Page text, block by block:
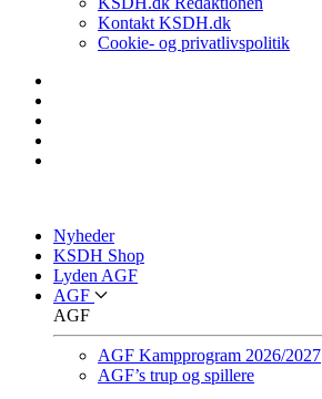
Kontakt KSDH.dk
Cookie- og privatlivspolitik
Nyheder
KSDH Shop
Lyden AGF
AGF
AGF
AGF Kampprogram 2026/2027
AGF’s trup og spillere